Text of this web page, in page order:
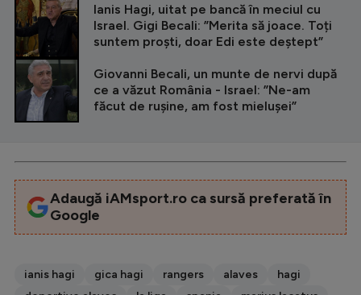
Ianis Hagi, uitat pe bancă în meciul cu
Israel. Gigi Becali: ”Merita să joace. Toți
suntem proști, doar Edi este deștept”
Giovanni Becali, un munte de nervi după
ce a văzut România - Israel: ”Ne-am
făcut de rușine, am fost mielușei”
Adaugă iAMsport.ro ca sursă preferată în
Google
ianis hagi gica hagi rangers alaves
hagi